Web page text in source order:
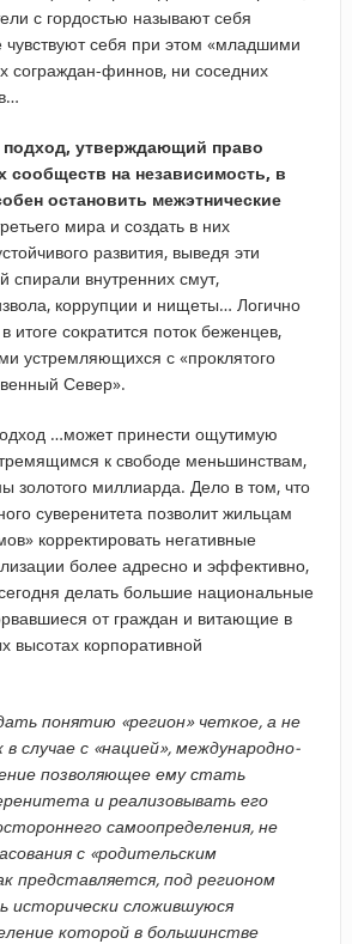
с гордостью называют себя
себя при этом «младшими
сограждан-финнов, ни соседних
подход, утверждающий право
сообществ на независимость, в
остановить межэтнические
мира и создать в них
развития, выведя эти
спирали внутренних смут,
коррупции и нищеты… Логично
итоге сократится поток беженцев,
устремляющихся с «проклятого
Север».
…может принести ощутимую
к свободе меньшинствам,
золотого миллиарда. Дело в том, что
суверенитета позволит жильцам
корректировать негативные
более адресно и эффективно,
делать большие национальные
от граждан и витающие в
высотах корпоративной
понятию «регион» четкое, а не
случае с «нацией», международно-
позволяющее ему стать
и реализовывать его
самоопределения, не
с «родительским
представляется, под регионом
исторически сложившуюся
которой в большинстве